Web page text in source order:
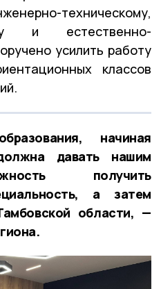
техническому,
и естественно-
усилить работу
классов
начиная
давать нашим
получить
а затем
области, —